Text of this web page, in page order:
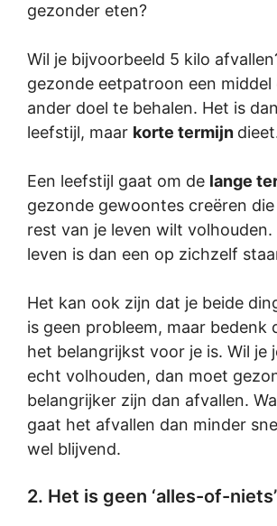
gezonder eten?
Wil je bijvoorbeeld 5 kilo
gezonde eetpatroon een middel
ander doel te behalen. Het is
leefstijl, maar korte termijn
Een leefstijl gaat om de lange
gezonde gewoontes creëren
rest van je leven wilt volhouden.
leven is dan een op zichzelf
Het kan ook zijn dat je beide
is geen probleem, maar bedenk
het belangrijkst voor je is. Wil je
echt volhouden, dan moet
belangrijker zijn dan afvallen.
gaat het afvallen dan minder
wel blijvend.
2. Het is geen ‘alles-of-niets’